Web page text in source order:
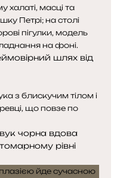
шлях від
чорна вдова
рівні